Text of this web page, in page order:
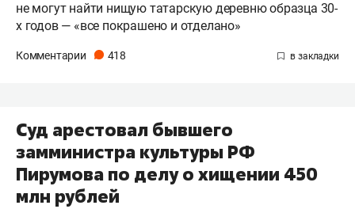
не могут найти нищую татарскую деревню образца 30-
х годов — «все покрашено и отделано»
Комментарии 418
Суд арестовал бывшего
замминистра культуры РФ
Пирумова по делу о хищении 450
млн рублей